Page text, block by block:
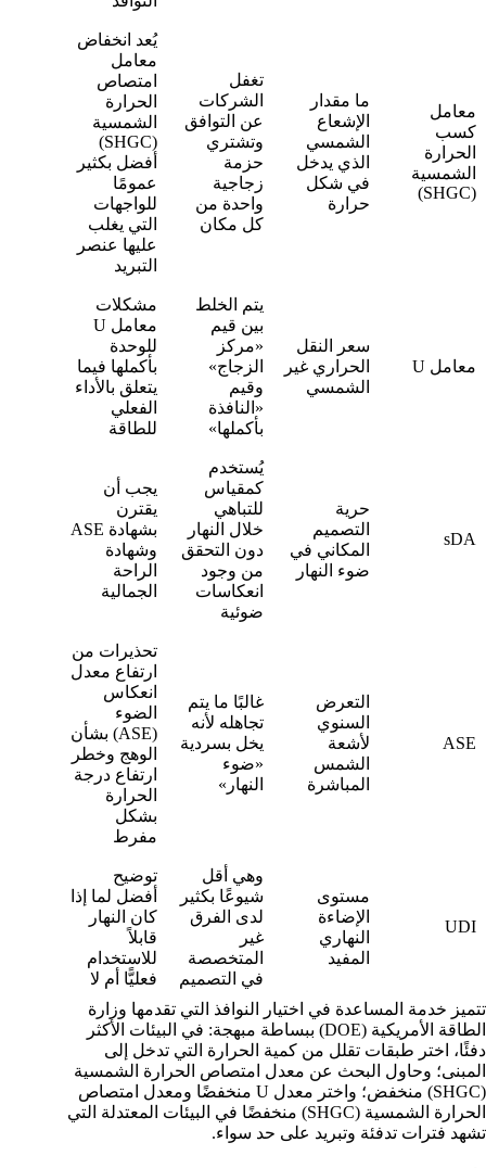
معامل
كسب
الحرارة
الشمسية
(SHGC)
ما مقدار
الإشعاع
الشمسي
الذي يدخل
في شكل
حرارة
تغفل
الشركات
عن التوافق
وتشتري
حزمة
زجاجية
واحدة من
كل مكان
يُعد انخفاض
معامل
امتصاص
الحرارة
الشمسية
(SHGC)
أفضل بكثير
عمومًا
للواجهات
التي يغلب
عليها عنصر
التبريد
معامل U
سعر النقل
الحراري غير
الشمسي
يتم الخلط
بين قيم
«مركز
الزجاج»
وقيم
«النافذة
بأكملها»
مشكلات
معامل U
للوحدة
بأكملها فيما
يتعلق بالأداء
الفعلي
للطاقة
sDA
حرية
التصميم
المكاني في
ضوء النهار
يُستخدم
كمقياس
للتباهي
خلال النهار
دون التحقق
من وجود
انعكاسات
ضوئية
يجب أن
يقترن
بشهادة ASE
وشهادة
الراحة
الجمالية
ASE
التعرض
السنوي
لأشعة
الشمس
المباشرة
غالبًا ما يتم
تجاهله لأنه
يخل بسردية
«ضوء
النهار»
تحذيرات من
ارتفاع معدل
انعكاس
الضوء
(ASE) بشأن
الوهج وخطر
ارتفاع درجة
الحرارة
بشكل
مفرط
UDI
مستوى
الإضاءة
النهاري
المفيد
وهي أقل
شيوعًا بكثير
لدى الفرق
غير
المتخصصة
في التصميم
توضيح
أفضل لما إذا
كان النهار
قابلاً
للاستخدام
فعليًّا أم لا
تتميز خدمة المساعدة في اختيار النوافذ التي تقدمها وزارة
الطاقة الأمريكية (DOE) ببساطة مبهجة: في البيئات الأكثر
دفئًا، اختر طبقات تقلل من كمية الحرارة التي تدخل إلى
المبنى؛ وحاول البحث عن معدل امتصاص الحرارة الشمسية
(SHGC) منخفض؛ واختر معدل U منخفضًا ومعدل امتصاص
الحرارة الشمسية (SHGC) منخفضًا في البيئات المعتدلة التي
تشهد فترات تدفئة وتبريد على حد سواء.